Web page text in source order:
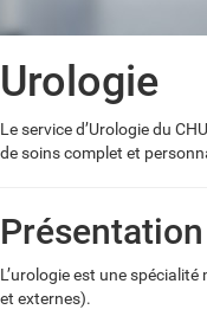
Urologie
Le service d’Urologie du
de soins complet et
Présentation
L’urologie est une
et externes).